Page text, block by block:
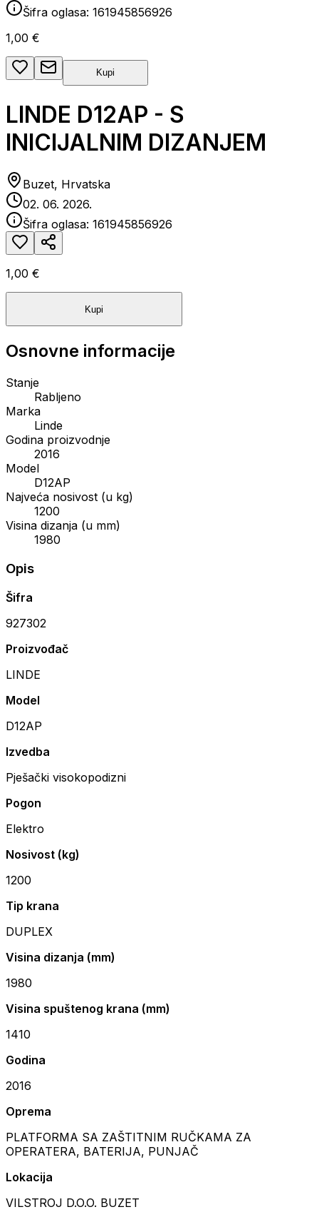
Šifra oglasa: 161945856926
1,00 €
Kupi
LINDE D12AP - S
INICIJALNIM DIZANJEM
Buzet, Hrvatska
02. 06. 2026.
Šifra oglasa: 161945856926
1,00 €
Kupi
Osnovne informacije
Stanje
Rabljeno
Marka
Linde
Godina proizvodnje
2016
Model
D12AP
Najveća nosivost (u kg)
1200
Visina dizanja (u mm)
1980
Opis
Šifra
927302
Proizvođač
LINDE
Model
D12AP
Izvedba
Pješački visokopodizni
Pogon
Elektro
Nosivost (kg)
1200
Tip krana
DUPLEX
Visina dizanja (mm)
1980
Visina spuštenog krana (mm)
1410
Godina
2016
Oprema
PLATFORMA SA ZAŠTITNIM RUČKAMA ZA
OPERATERA, BATERIJA, PUNJAČ
Lokacija
VILSTROJ D.O.O. BUZET